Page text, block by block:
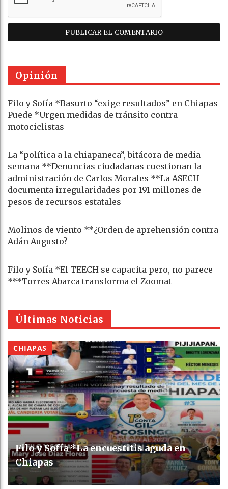
Opinión
Filo y Sofía *Basurto “exige resultados” en Chiapas
Puede *Urgen medidas de tránsito contra
motociclistas
La “política a la chiapaneca”, bitácora de media
semana **Denuncias ciudadanas cuestionan la
administración de Carlos Morales **La ASECH
documenta irregularidades por 191 millones de
pesos de recursos estatales
Molinos de viento **¿Orden de aprehensión contra
Adán Augusto?
Filo y Sofía *El TEECH se capacita pero, no parece
***Torres Abarca transforma el Zoomat
Últimas Noticias
CHIAPAS
Filo y Sofía *La encuestitis aguda en
Chiapas